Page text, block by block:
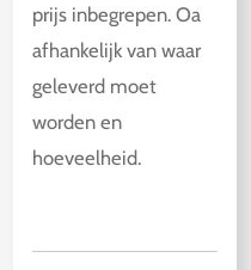
prijs inbegrepen. Oa
afhankelijk van waar
geleverd moet
worden en
hoeveelheid.